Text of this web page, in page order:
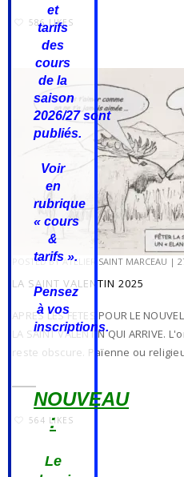
586 LIKES
POSTED BYATELIER SAINT MARCEAU |
LA SAINT VALENTIN 2025
APRES LES FETES POUR LE
LA SAINT VALENTIN QUI ARRIVE.
reste obscure. Païenne ou
564 LIKES
et
tarifs
des
cours
de la
saison
2026/27sont
publiés.
Voir
en
rubrique
« cours
&
tarifs ».
Pensez
à vos
inscriptions.
NOUVEAU
:
Le